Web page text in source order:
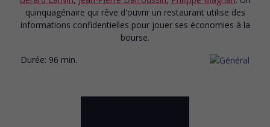
quinquagénaire qui rêve d'ouvrir un restaurant utilise des
informations confidentielles pour jouer ses économies à la
bourse.
Durée: 96 min.